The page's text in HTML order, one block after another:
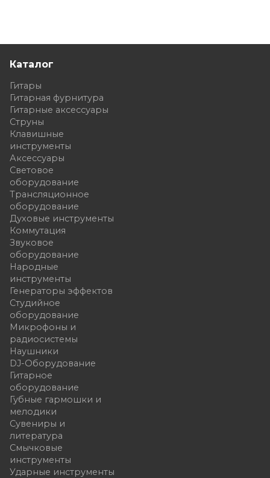
Каталог
Гитары
Гитарная фурнитура
Гитарные аксессуары
Струны
Клавишные
инструменты
Аксессуары
Световое
оборудование
Трансляционное
оборудование
Духовые инструменты
Коммутация
Звуковое
оборудование
Народные
инструменты
Генераторы эффектов
Студийное
оборудование
Микрофоны и
радиосистемы
Наушники
DJ-Оборудование
Гитарное
оборудование
Губные гармошки и
мелодики
Сувениры и
литература
Смычковые
инструменты
Ударные инструменты